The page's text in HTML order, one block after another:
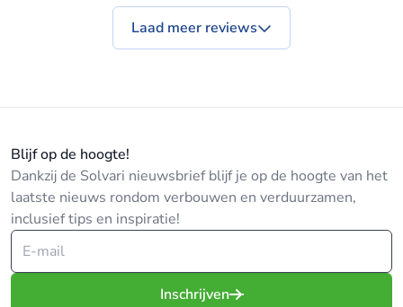
Laad meer reviews
Blijf op de hoogte!
Dankzij de Solvari nieuwsbrief blijf je op de hoogte van het
laatste nieuws rondom verbouwen en verduurzamen,
inclusief tips en inspiratie!
Inschrijven